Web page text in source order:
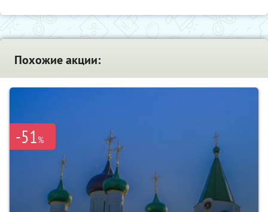
Похожие акции:
-51%